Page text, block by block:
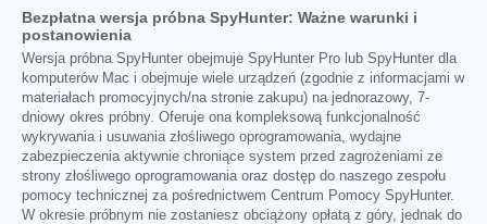
Bezpłatna wersja próbna SpyHunter: Ważne warunki i
postanowienia
Wersja próbna SpyHunter obejmuje SpyHunter Pro lub SpyHunter dla
komputerów Mac i obejmuje wiele urządzeń (zgodnie z informacjami w
materiałach promocyjnych/na stronie zakupu) na jednorazowy, 7-
dniowy okres próbny. Oferuje ona kompleksową funkcjonalność
wykrywania i usuwania złośliwego oprogramowania, wydajne
zabezpieczenia aktywnie chroniące system przed zagrożeniami ze
strony złośliwego oprogramowania oraz dostęp do naszego zespołu
pomocy technicznej za pośrednictwem Centrum Pomocy SpyHunter.
W okresie próbnym nie zostaniesz obciążony opłatą z góry, jednak do